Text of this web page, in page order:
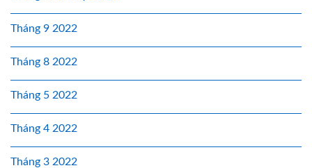
Tháng 9 2022
Tháng 8 2022
Tháng 5 2022
Tháng 4 2022
Tháng 3 2022